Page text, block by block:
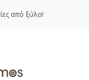
από ξύλο!